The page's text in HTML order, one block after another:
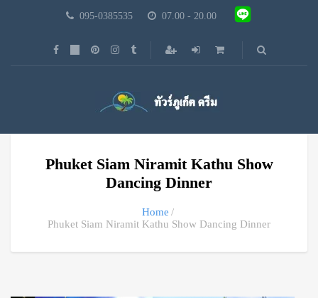
095-0385535 07.00 - 20.00
Phuket Siam Niramit Kathu Show
Dancing Dinner
Home
Phuket Siam Niramit Kathu Show Dancing Dinner